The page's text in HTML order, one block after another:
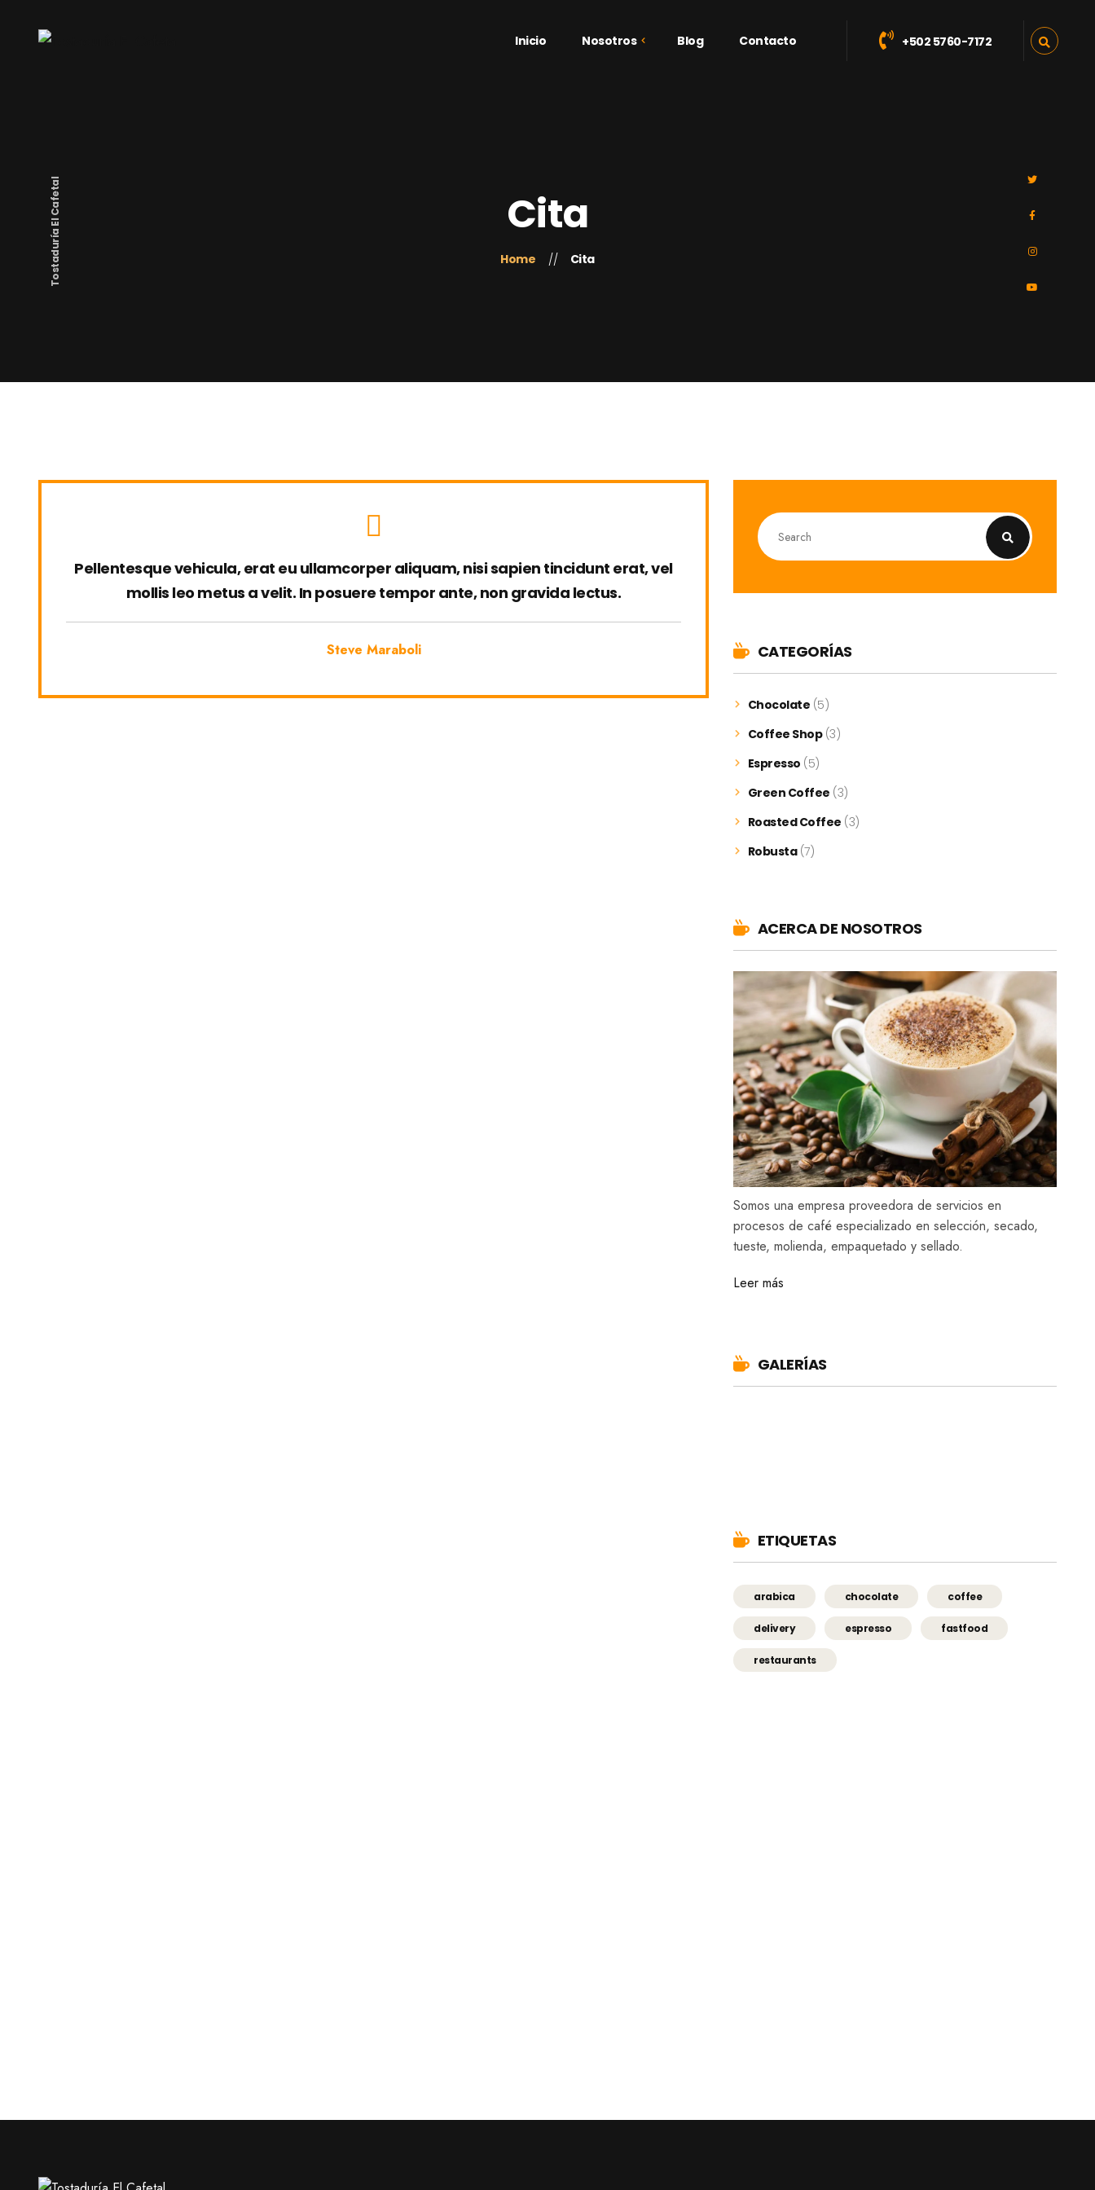
Inicio Nosotros Blog Contacto +502 5760-7172
Cita
Home Cita
Tostaduría El Cafetal
Pellentesque vehicula, erat eu ullamcorper aliquam, nisi sapien tincidunt erat, vel
mollis leo metus a velit. In posuere tempor ante, non gravida lectus.
Steve Maraboli CATEGORÍAS
Chocolate (5)
Coffee Shop(3)
Espresso (5)
Green Coffee (3)
Roasted Coffee (3)
Robusta(7)
ACERCA DE NOSOTROS
Somos una empresa proveedora de servicios en
procesos de café especializado en selección, secado,
tueste, molienda, empaquetado y sellado.
Leer más
GALERÍAS
ETIQUETAS
arabica chocolate coffee
delivery espresso fastfood
restaurants